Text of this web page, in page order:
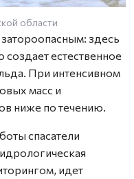
области
затороопасным: здесь
создает естественное
При интенсивном
масс и
ниже по течению.
спасатели
идет